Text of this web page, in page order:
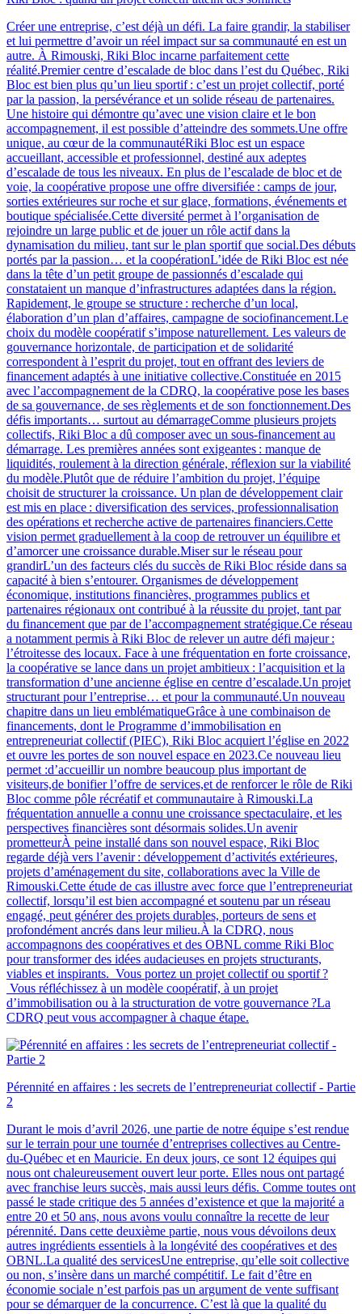
Créer une entreprise, c’est déjà un défi. La faire grandir, la stabiliser
et lui permettre d’avoir un réel impact sur sa communauté en est un
autre. À Rimouski, Riki Bloc incarne parfaitement cette
réalité.Premier centre d’escalade de bloc dans l’est du Québec, Riki
Bloc est bien plus qu’un lieu sportif : c’est un projet collectif, porté
par la passion, la persévérance et un solide réseau de partenaires.
Une histoire qui démontre qu’avec une vision claire et le bon
accompagnement, il est possible d’atteindre des sommets.Une offre
unique, au cœur de la communautéRiki Bloc est un espace
accueillant, accessible et professionnel, destiné aux adeptes
d’escalade de tous les niveaux. En plus de l’escalade de bloc et de
voie, la coopérative propose une offre diversifiée : camps de jour,
sorties extérieures sur roche et sur glace, formations, événements et
boutique spécialisée.Cette diversité permet à l’organisation de
rejoindre un large public et de jouer un rôle actif dans la
dynamisation du milieu, tant sur le plan sportif que social.Des débuts
portés par la passion… et la coopérationL’idée de Riki Bloc est née
dans la tête d’un petit groupe de passionnés d’escalade qui
constataient un manque d’infrastructures adaptées dans la région.
Rapidement, le groupe se structure : recherche d’un local,
élaboration d’un plan d’affaires, campagne de sociofinancement.Le
choix du modèle coopératif s’impose naturellement. Les valeurs de
gouvernance horizontale, de participation et de solidarité
correspondent à l’esprit du projet, tout en offrant des leviers de
financement adaptés à une initiative collective.Constituée en 2015
avec l’accompagnement de la CDRQ, la coopérative pose les bases
de sa gouvernance, de ses règlements et de son fonctionnement.Des
défis importants… surtout au démarrageComme plusieurs projets
collectifs, Riki Bloc a dû composer avec un sous-financement au
démarrage. Les premières années sont exigeantes : manque de
liquidités, roulement à la direction générale, réflexion sur la viabilité
du modèle.Plutôt que de réduire l’ambition du projet, l’équipe
choisit de structurer la croissance. Un plan de développement clair
est mis en place : diversification des services, professionnalisation
des opérations et recherche active de partenaires financiers.Cette
vision permet graduellement à la coop de retrouver un équilibre et
d’amorcer une croissance durable.Miser sur le réseau pour
grandirL’un des facteurs clés du succès de Riki Bloc réside dans sa
capacité à bien s’entourer. Organismes de développement
économique, institutions financières, programmes publics et
partenaires régionaux ont contribué à la réussite du projet, tant par
du financement que par de l’accompagnement stratégique.Ce réseau
a notamment permis à Riki Bloc de relever un autre défi majeur :
l’étroitesse des locaux. Face à une fréquentation en forte croissance,
la coopérative se lance dans un projet ambitieux : l’acquisition et la
transformation d’une ancienne église en centre d’escalade.Un projet
structurant pour l’entreprise… et pour la communauté.Un nouveau
chapitre dans un lieu emblématiqueGrâce à une combinaison de
financements, dont le Programme d’immobilisation en
entrepreneuriat collectif (PIEC), Riki Bloc acquiert l’église en 2022
et ouvre les portes de son nouvel espace en 2023.Ce nouveau lieu
permet :d’accueillir un nombre beaucoup plus important de
visiteurs,de bonifier l’offre de services,et de renforcer le rôle de Riki
Bloc comme pôle récréatif et communautaire à Rimouski.La
fréquentation annuelle a connu une croissance spectaculaire, et les
perspectives financières sont désormais solides.Un avenir
prometteurÀ peine installé dans son nouvel espace, Riki Bloc
regarde déjà vers l’avenir : développement d’activités extérieures,
projets d’aménagement du site, collaborations avec la Ville de
Rimouski.Cette étude de cas illustre avec force que l’entrepreneuriat
collectif, lorsqu’il est bien accompagné et soutenu par un réseau
engagé, peut générer des projets durables, porteurs de sens et
profondément ancrés dans leur milieu.À la CDRQ, nous
accompagnons des coopératives et des OBNL comme Riki Bloc
pour transformer des idées audacieuses en projets structurants,
viables et inspirants. Vous portez un projet collectif ou sportif ?
Vous réfléchissez à un modèle coopératif, à un projet
d’immobilisation ou à la structuration de votre gouvernance ?La
CDRQ peut vous accompagner à chaque étape.
Pérennité en affaires : les secrets de l’entrepreneuriat collectif - Partie
2
Durant le mois d’avril 2026, une partie de notre équipe s’est rendue
sur le terrain pour une tournée d’entreprises collectives au Centre-
du-Québec et en Mauricie. En deux jours, ce sont 12 équipes qui
nous ont chaleureusement ouvert leur porte. Elles nous ont partagé
avec franchise leurs succès, mais aussi leurs défis. Comme toutes ont
passé le stade critique des 5 années d’existence et que la majorité a
entre 20 et 50 ans, nous avons voulu connaître la recette de leur
pérennité. Dans cette deuxième partie, nous vous dévoilons deux
autres ingrédients essentiels à la longévité des coopératives et des
OBNL.La qualité des servicesUne entreprise, qu’elle soit collective
ou non, s’insère dans un marché compétitif. Le fait d’être en
économie sociale n’est parfois pas un argument de vente suffisant
pour se démarquer de la concurrence. C’est là que la qualité du